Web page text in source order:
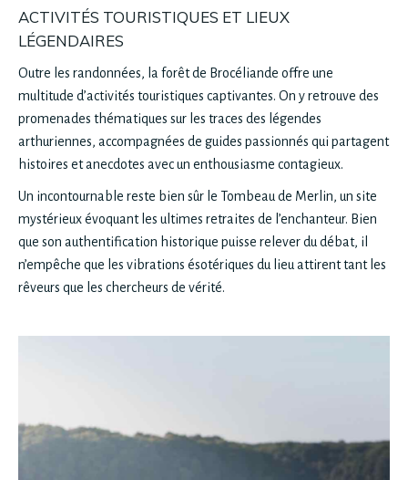
ACTIVITÉS TOURISTIQUES ET LIEUX
LÉGENDAIRES
Outre les randonnées, la forêt de Brocéliande offre une
multitude d’activités touristiques captivantes. On y retrouve des
promenades thématiques sur les traces des légendes
arthuriennes, accompagnées de guides passionnés qui partagent
histoires et anecdotes avec un enthousiasme contagieux.
Un incontournable reste bien sûr le Tombeau de Merlin, un site
mystérieux évoquant les ultimes retraites de l’enchanteur. Bien
que son authentification historique puisse relever du débat, il
n’empêche que les vibrations ésotériques du lieu attirent tant les
rêveurs que les chercheurs de vérité.